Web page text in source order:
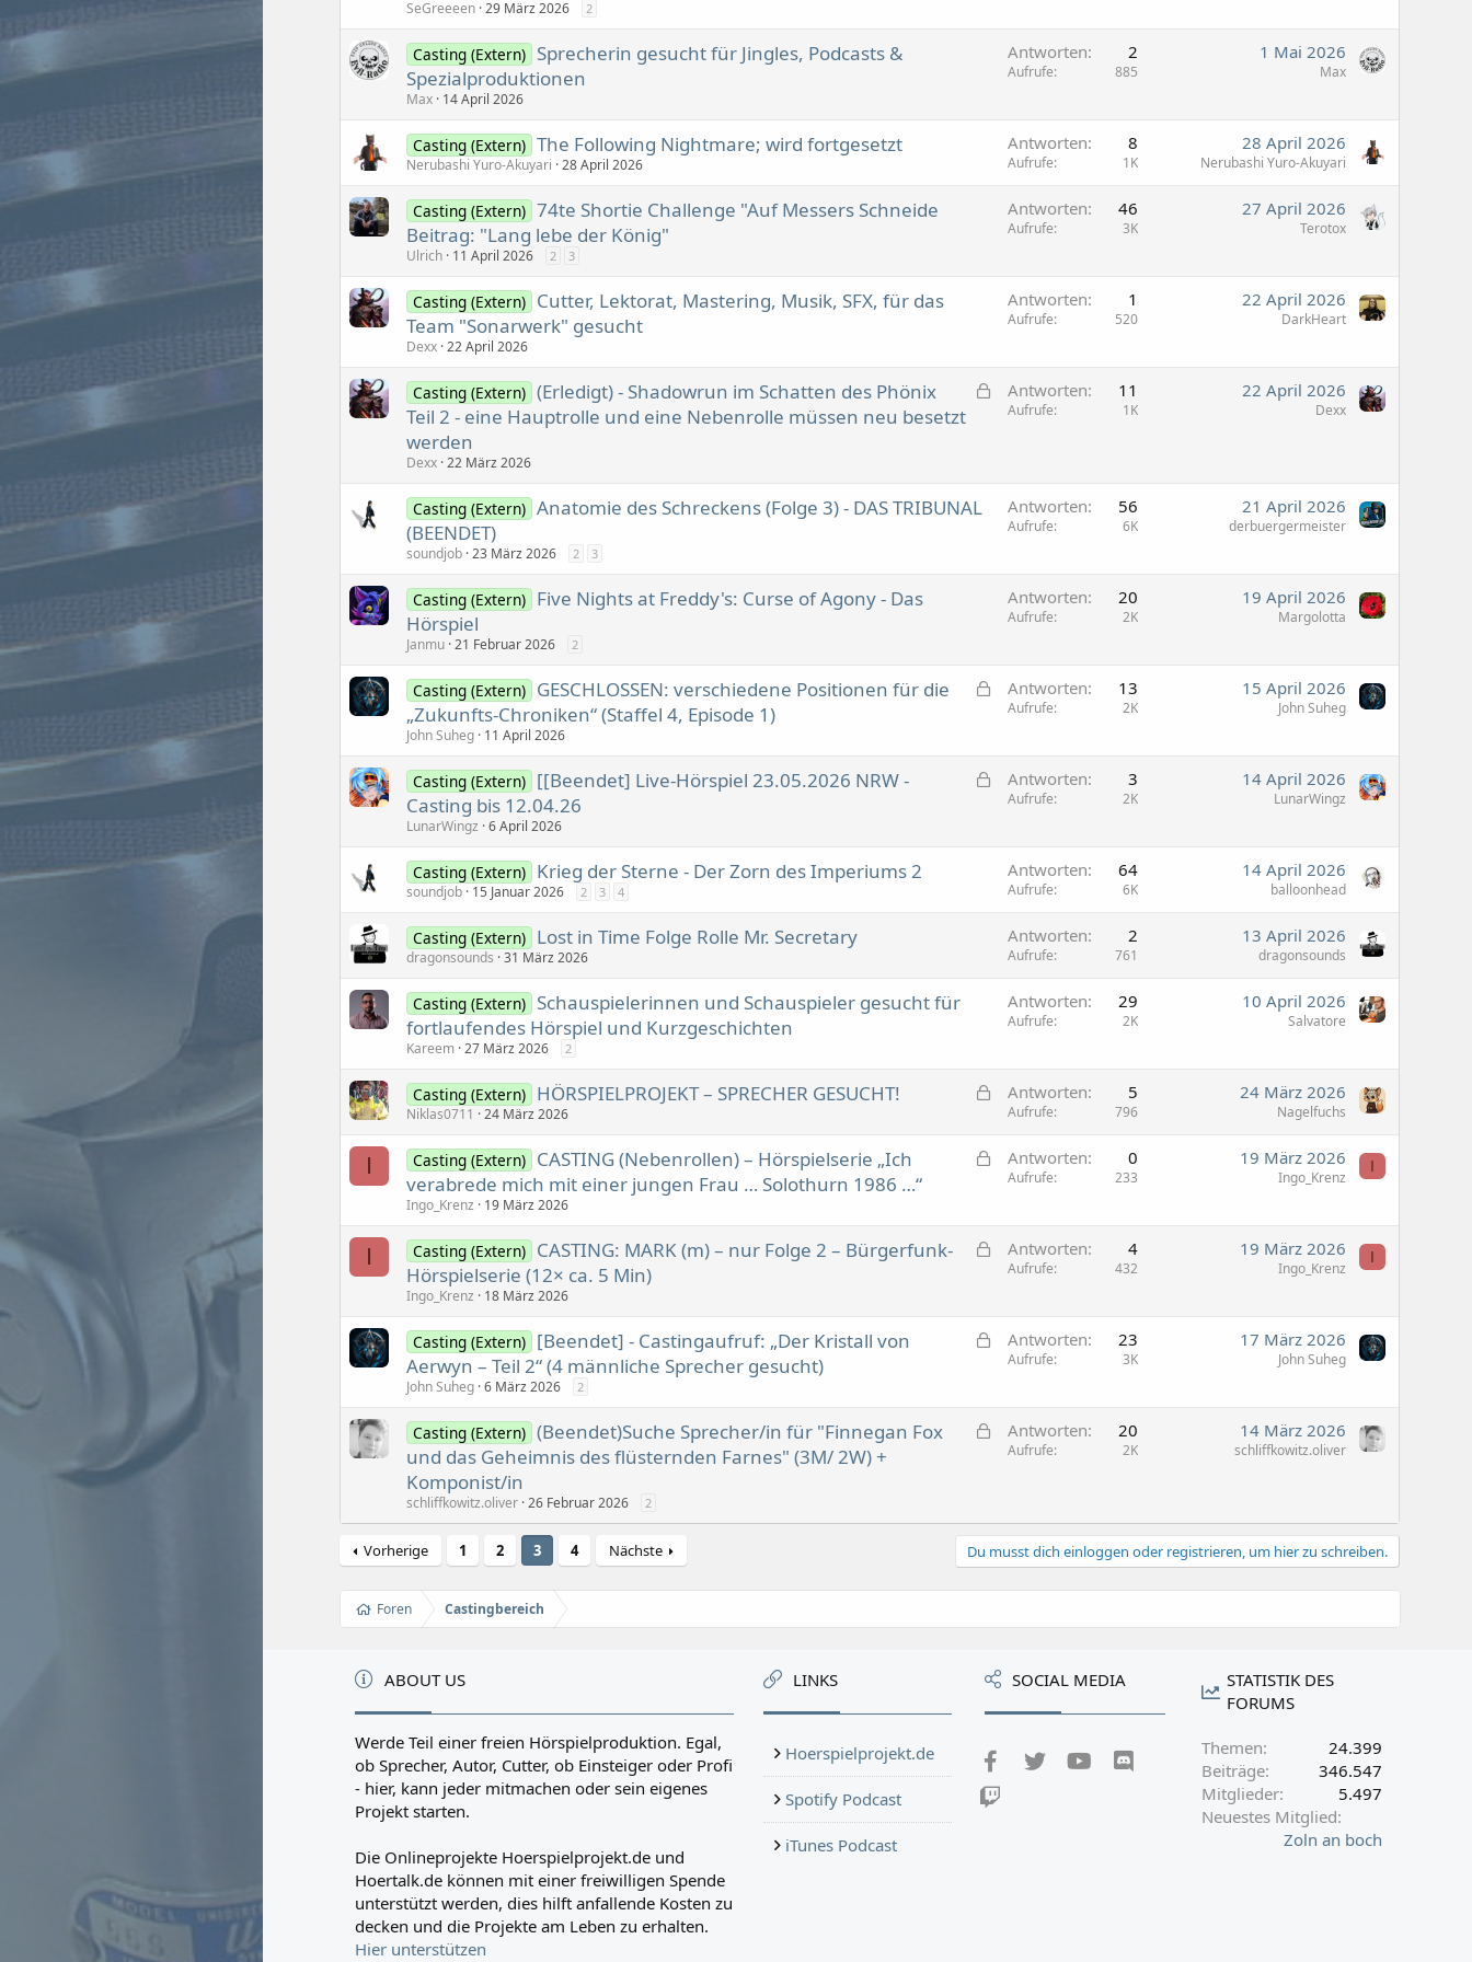
SeGreeeen 29 März 2026 2
Casting (Extern) Sprecherin gesucht für Jingles, Podcasts &
Spezialproduktionen
Max 14 April 2026
Antworten 2
Aufrufe 885
1 Mai 2026
Max
Casting (Extern) The Following Nightmare; wird fortgesetzt
Nerubashi Yuro-Akuyari 28 April 2026
Antworten 8
Aufrufe 1K
28 April 2026
Nerubashi Yuro-Akuyari
Casting (Extern) 74te Shortie Challenge "Auf Messers Schneide
Beitrag: "Lang lebe der König"
Ulrich 11 April 2026 2 3
Antworten 46
Aufrufe 3K
27 April 2026
Terotox
Casting (Extern) Cutter, Lektorat, Mastering, Musik, SFX, für das
Team "Sonarwerk" gesucht
Dexx 22 April 2026
Antworten 1
Aufrufe 520
22 April 2026
DarkHeart
G
Casting (Extern) (Erledigt) - Shadowrun im Schatten des Phönix
Teil 2 - eine Hauptrolle und eine Nebenrolle müssen neu besetzt
werden
Dexx 22 März 2026
Antworten 11
Aufrufe 1K
22 April 2026
Dexx
Casting (Extern) Anatomie des Schreckens (Folge 3) - DAS TRIBUNAL
(BEENDET)
soundjob 23 März 2026 2 3
Antworten 56
Aufrufe 6K
21 April 2026
derbuergermeister
Casting (Extern) Five Nights at Freddy's: Curse of Agony - Das
Hörspiel
Janmu 21 Februar 2026 2
Antworten 20
Aufrufe 2K
19 April 2026
Margolotta
G
e
Casting (Extern) GESCHLOSSEN: verschiedene Positionen für die
„Zukunfts-Chroniken“ (Staffel 4, Episode 1)
John Suheg 11 April 2026
Antworten 13
Aufrufe 2K
15 April 2026
John Suheg
G
Casting (Extern) [[Beendet] Live-Hörspiel 23.05.2026 NRW -
Casting bis 12.04.26
LunarWingz 6 April 2026
Antworten 3
Aufrufe 2K
14 April 2026
LunarWingz
Casting (Extern) Krieg der Sterne - Der Zorn des Imperiums 2
soundjob 15 Januar 2026 2 3 4
Antworten 64
Aufrufe 6K
14 April 2026
balloonhead
Casting (Extern) Lost in Time Folge Rolle Mr. Secretary
dragonsounds 31 März 2026
Antworten 2
Aufrufe 761
13 April 2026
dragonsounds
Casting (Extern) Schauspielerinnen und Schauspieler gesucht für
fortlaufendes Hörspiel und Kurzgeschichten
Kareem 27 März 2026 2
Antworten 29
Aufrufe 2K
10 April 2026
Salvatore
G
p
t
Casting (Extern) HÖRSPIELPROJEKT – SPRECHER GESUCHT!
Niklas0711 24 März 2026
Antworten 5
Aufrufe 796
24 März 2026
Nagelfuchs
I
G
e
Casting (Extern) CASTING (Nebenrollen) – Hörspielserie „Ich
verabrede mich mit einer jungen Frau … Solothurn 1986 …“
Ingo_Krenz 19 März 2026
Antworten 0
Aufrufe 233
19 März 2026
Ingo_Krenz
I
I
G
e
Casting (Extern) CASTING: MARK (m) – nur Folge 2 – Bürgerfunk-
Hörspielserie (12× ca. 5 Min)
Ingo_Krenz 18 März 2026
Antworten 4
Aufrufe 432
19 März 2026
Ingo_Krenz
I
G
e
Casting (Extern) [Beendet] - Castingaufruf: „Der Kristall von
Aerwyn – Teil 2“ (4 männliche Sprecher gesucht)
John Suheg 6 März 2026 2
Antworten 23
Aufrufe 3K
17 März 2026
John Suheg
G
e
r
r
t
Casting (Extern) (Beendet)Suche Sprecher/in für "Finnegan Fox
und das Geheimnis des flüsternden Farnes" (3M/ 2W) +
Komponist/in
schliffkowitz.oliver 26 Februar 2026 2
Antworten 20
Aufrufe 2K
14 März 2026
schliffkowitz.oliver
Vorherige 1 2 3 4 Nächste Du musst dich einloggen oder registrieren, um hier zu schreiben.
Foren Castingbereich
ABOUT US
Werde Teil einer freien Hörspielproduktion. Egal,
ob Sprecher, Autor, Cutter, ob Einsteiger oder Profi
- hier, kann jeder mitmachen oder sein eigenes
Projekt starten.
Die Onlineprojekte Hoerspielprojekt.de und
Hoertalk.de können mit einer freiwilligen Spende
unterstützt werden, dies hilft anfallende Kosten zu
decken und die Projekte am Leben zu erhalten.
Hier unterstützen
LINKS
Hoerspielprojekt.de
Spotify Podcast
iTunes Podcast
SOCIAL MEDIA
FacebookTwitter youtube
STATISTIK DES
FORUMS
Themen
24.399
Beiträge
346.547
Mitglieder
5.497
Neuestes Mitglied
Zoln an boch